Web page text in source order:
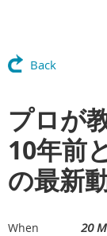
Back
プロが
10年前
の最新
When 20